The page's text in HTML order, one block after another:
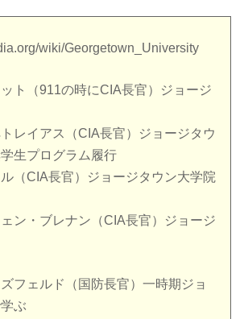
wiki/Georgetown_University
ト（911の時にCIA長官）ジョージ
レイアス（CIA長官）ジョージタウ
生プログラム履行
（CIA長官）ジョージタウン大学院
ン・ブレナン（CIA長官）ジョージ
フェルド（国防長官）一時期ジョ
ぶ